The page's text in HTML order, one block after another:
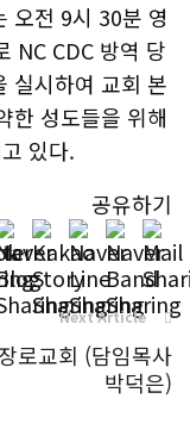
오전 9시 30분 영
NC CDC 방역 당
실시하여 교회 본
한 성도들을 위해
있다.
공유하기
Next Article
로교회 (담임목사
박덕은)